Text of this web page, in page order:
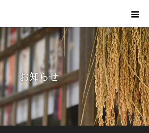
お知らせ